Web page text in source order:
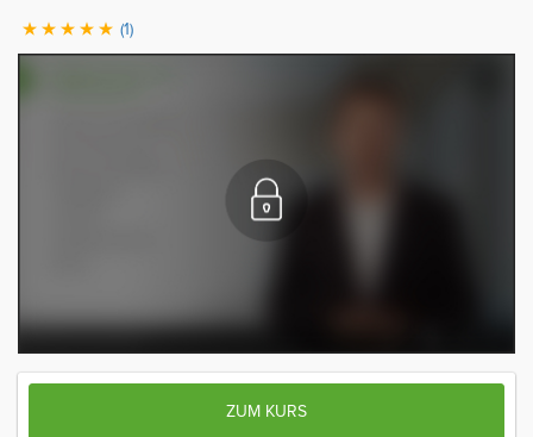
(1)
ZUM KURS